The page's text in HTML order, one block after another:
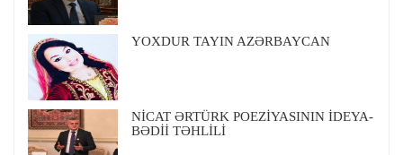
YOXDUR TAYIN AZƏRBAYCAN
NİCAT ƏRTÜRK POEZİYASININ İDEYA-
BƏDİİ TƏHLİLİ